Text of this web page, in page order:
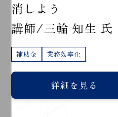
消しよう
講師/三輪 知生 氏
補助金 業務効率化
詳細を見る